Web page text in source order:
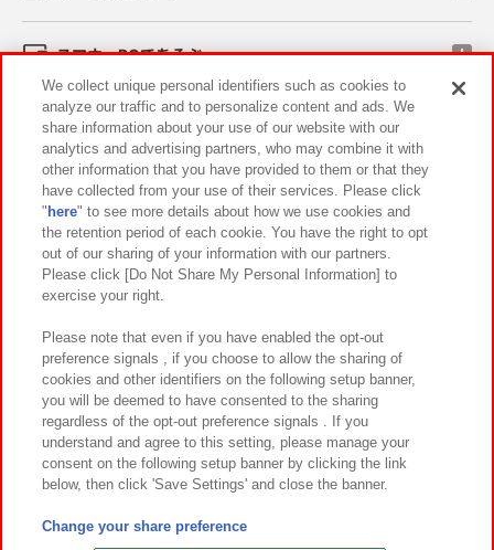
スマホ・PCであそぶ
イベント・キャンペーン
関連会社 サステナビリティ サイトポリシー
プライバシーポリシー ウェブアクセシビリティ方針と検証結果
お取引先さまとともに
カスタマーハラスメント対応方針 よくあるご質問・お問い合わせ
©Bandai Namco Amusement Inc.
©Bandai Namco Amusement Lab Inc.
We collect unique personal identifiers such as cookies to
analyze our traffic and to personalize content and ads. We
share information about your use of our website with our
analytics and advertising partners, who may combine it with
other information that you have provided to them or that they
have collected from your use of their services. Please click
" here" to see more details about how we use cookies and
the retention period of each cookie. You have the right to opt
out of our sharing of your information with our partners.
Please click [Do Not Share My Personal Information] to
exercise your right.
Please note that even if you have enabled the opt-out
preference signals , if you choose to allow the sharing of
cookies and other identifiers on the following setup banner,
you will be deemed to have consented to the sharing
regardless of the opt-out preference signals . If you
understand and agree to this setting, please manage your
consent on the following setup banner by clicking the link
below, then click 'Save Settings' and close the banner.
Change your share preference